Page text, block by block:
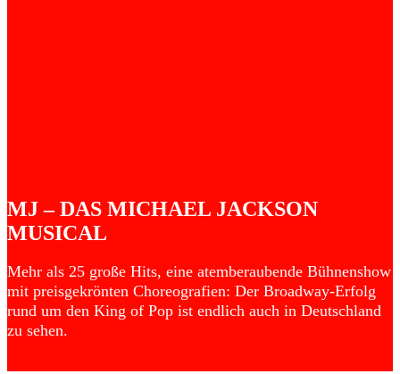
MJ – DAS MICHAEL JACKSON
MUSICAL
Mehr als 25 große Hits, eine atemberaubende Bühnenshow
mit preisgekrönten Choreografien: Der Broadway-Erfolg
rund um den King of Pop ist endlich auch in Deutschland
zu sehen.